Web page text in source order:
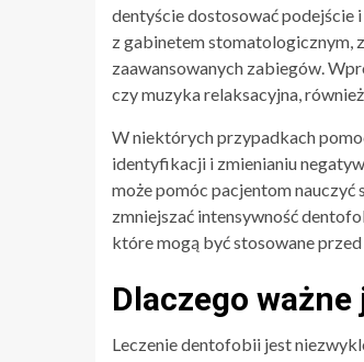
dentyście dostosować podejście
z gabinetem stomatologicznym,
zaawansowanych zabiegów.
czy muzyka relaksacyjna,
W niektórych przypadkach
identyfikacji i zmienianiu
może pomóc pacjentom
zmniejszać intensywność
które mogą być stosowane
Dlaczego
Leczenie dentofobii jest